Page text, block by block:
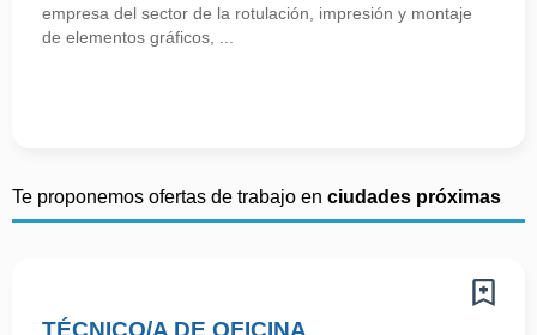
empresa del sector de la rotulación, impresión y montaje
de elementos gráficos, ...
Te proponemos ofertas de trabajo en ciudades próximas
TÉCNICO/A DE OFICINA